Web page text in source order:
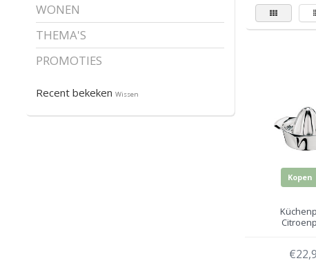
WONEN
THEMA'S
PROMOTIES
Recent bekeken Wissen
Kopen